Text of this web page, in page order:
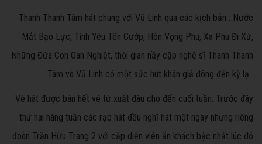
Thanh Thanh Tâm hát chung với Vũ Linh qua các kịch bản : Nước
Mắt Bạo Lực, Tình Yêu Tên Cướp, Hòn Vọng Phu, Xa Phu Đi Xứ,
Những Đứa Con Oan Nghiệt, thời gian nầy cặp nghệ sĩ Thanh Thanh
Tâm và Vũ Linh có một sức hút khán giả đông đến kỳ lạ.
Vé hát được bán hết vé từ xuất đàu cho đến cuối tuần. Trước đây
thứ hai hàng tuần các rạp hát đều nghĩ hát một ngày nhưng riêng
đoàn Trần Hữu Trang 2 với cặp diễn viên ăn khách bậc nhất lúc đó